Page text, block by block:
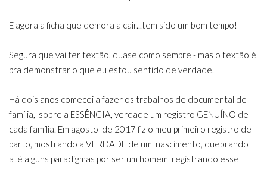
E agora a ficha que demora a cair...tem sido um bom tempo!
Segura que vai ter textão, quase como sempre - mas o textão é
pra demonstrar o que eu estou sentido de verdade.
Há dois anos comecei a fazer os trabalhos de documental de
família, sobre a ESSÊNCIA, verdade um registro GENUÍNO de
cada família. Em agosto de 2017 fiz o meu primeiro registro de
parto, mostrando a VERDADE de um nascimento, quebrando
até alguns paradigmas por ser um homem registrando esse